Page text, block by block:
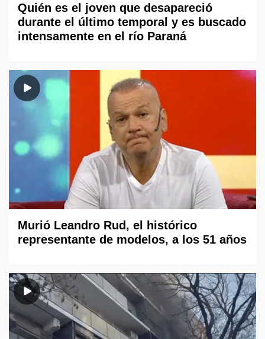
Quién es el joven que desapareció
durante el último temporal y es buscado
intensamente en el río Paraná
Murió Leandro Rud, el histórico
representante de modelos, a los 51 años